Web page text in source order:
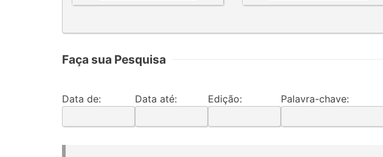
Faça sua Pesquisa
Data de: Data até: Edição: Palavra-chave: